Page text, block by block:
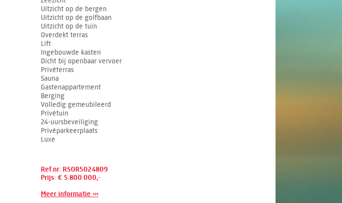
Uitzicht op de bergen
Uitzicht op de golfbaan
Uitzicht op de tuin
Overdekt terras
Lift
Ingebouwde kasten
Dicht bij openbaar vervoer
Privéterras
Sauna
Gastenappartement
Berging
Volledig gemeubileerd
Privétuin
24-uursbeveiliging
Privéparkeerplaats
Luxe
Ref.nr: RSOR5024809
Prijs: € 5.800.000,-
Meer informatie ›››